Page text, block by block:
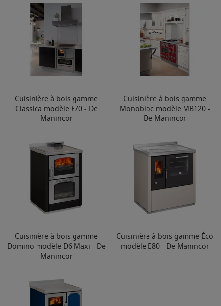
Cuisinière à bois gamme
Classica modèle F70 - De
Manincor
Cuisinière à bois gamme
Monobloc modèle MB120 -
De Manincor
Cuisinière à bois gamme
Domino modèle D6 Maxi - De
Manincor
Cuisinière à bois gamme Éco
modèle E80 - De Manincor